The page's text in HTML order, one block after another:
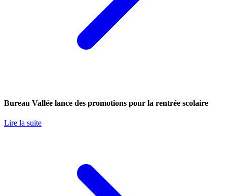
Bureau Vallée lance des promotions pour la rentrée scolaire
Lire la suite